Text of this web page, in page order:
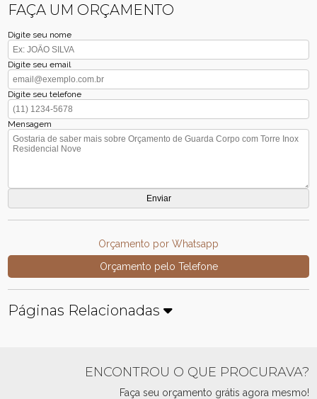
FAÇA UM ORÇAMENTO
Digite seu nome
Digite seu email
Digite seu telefone
Mensagem
Orçamento por Whatsapp
Orçamento pelo Telefone
Páginas Relacionadas
ENCONTROU O QUE PROCURAVA?
Faça seu orçamento grátis agora mesmo!